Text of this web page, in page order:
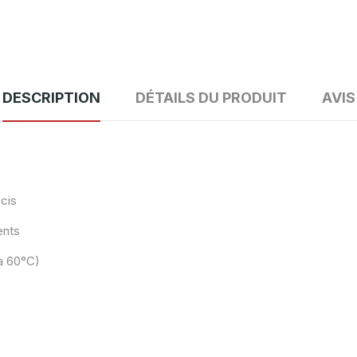
DESCRIPTION DÉTAILS DU PRODUIT AVIS
60°C)